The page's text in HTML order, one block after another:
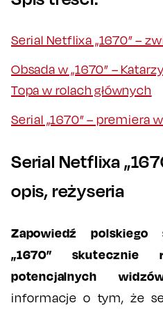
Serial Netflixa „1670” –
Obsada w „1670” –
Topa w rolach głównych
Serial „1670” – premiera
Serial Netflixa
opis, reżyseria
Zapowiedź polskiego
„1670” skutecznie
potencjalnych
informacje o tym, że